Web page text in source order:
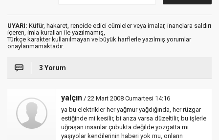
UYARI: Küfür, hakaret, rencide edici cümleler veya imalar, inançlara saldırı
içeren, imla kuralları ile yazılmamış,
Türkçe karakter kullanılmayan ve büyük harflerle yazılmış yorumlar
onaylanmamaktadır.
3 Yorum
yalçın / 22 Mart 2008 Cumartesi 14:16
ya bu elektrikler her yağmur yağdığında, her rüzgar
estiğinde mi kesilir, bi arıza varsa düzeltilir, bu işlerle
uğraşan insanlar çubukta değilde yozgatta mı
yaşıyolar kendilerinin haberi yok mu, onların